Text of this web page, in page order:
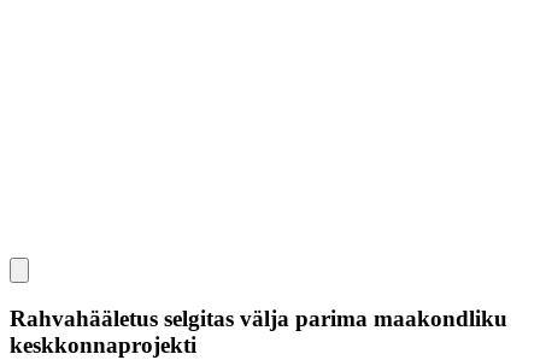
Rahvahääletus selgitas välja parima maakondliku
keskkonnaprojekti